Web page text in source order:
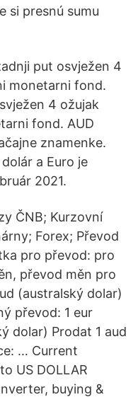
si presnú sumu
put osvježen 4
monetarni fond.
4 ožujak
fond. AUD
znamenke.
a Euro je
2021.
ČNB; Kurzovní
Forex; Převod
pro převod: pro
převod měn pro
(australský dolar)
převod: 1 eur
dolar) Prodat 1 aud
… Current
US DOLLAR
buying &